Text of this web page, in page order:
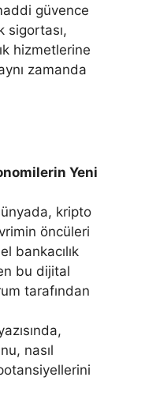
güvence
sigortası,
hizmetlerine
zamanda
Yeni
kripto
öncüleri
bankacılık
bu dijital
tarafından
nasıl